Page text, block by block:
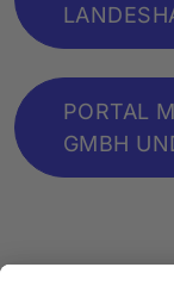
PORTAL
GMBH